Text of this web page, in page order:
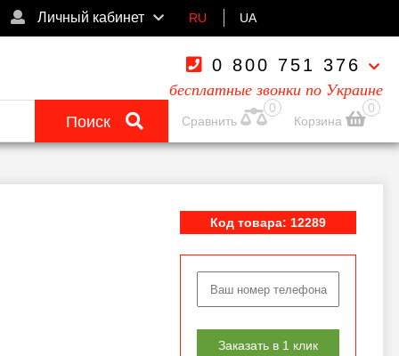
Личный кабинет RU UA
0 800 751 376
бесплатные звонки по Украине
Поиск
0
Сравнить
0
Корзина
Код товара: 12289
Заказать в 1 клик